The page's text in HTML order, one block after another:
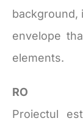
background,
envelope
elements.
RO
Proiectul